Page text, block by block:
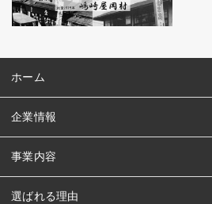
ホーム
企業情報
事業内容
選ばれる理由